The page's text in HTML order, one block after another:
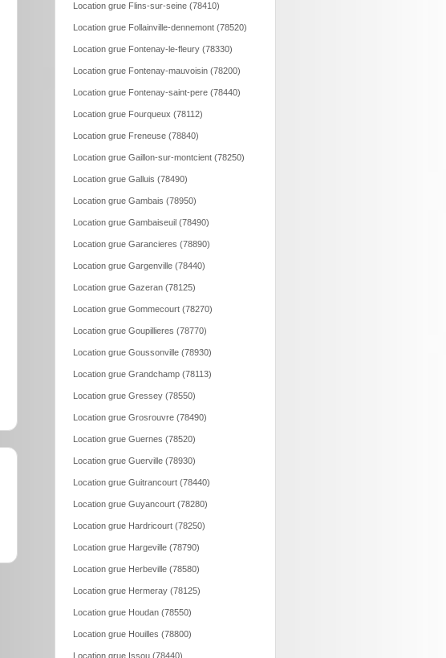
Location grue Flins-sur-seine (78410)
Location grue Follainville-dennemont (78520)
Location grue Fontenay-le-fleury (78330)
Location grue Fontenay-mauvoisin (78200)
Location grue Fontenay-saint-pere (78440)
Location grue Fourqueux (78112)
Location grue Freneuse (78840)
Location grue Gaillon-sur-montcient (78250)
Location grue Galluis (78490)
Location grue Gambais (78950)
Location grue Gambaiseuil (78490)
Location grue Garancieres (78890)
Location grue Gargenville (78440)
Location grue Gazeran (78125)
Location grue Gommecourt (78270)
Location grue Goupillieres (78770)
Location grue Goussonville (78930)
Location grue Grandchamp (78113)
Location grue Gressey (78550)
Location grue Grosrouvre (78490)
Location grue Guernes (78520)
Location grue Guerville (78930)
Location grue Guitrancourt (78440)
Location grue Guyancourt (78280)
Location grue Hardricourt (78250)
Location grue Hargeville (78790)
Location grue Herbeville (78580)
Location grue Hermeray (78125)
Location grue Houdan (78550)
Location grue Houilles (78800)
Location grue Issou (78440)